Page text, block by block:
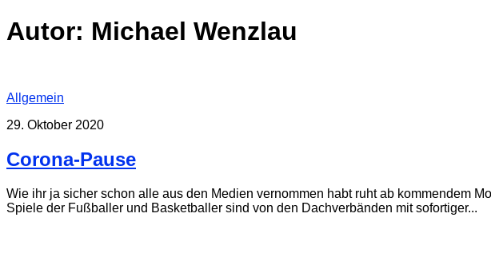
Autor: Michael Wenzlau
Allgemein
29. Oktober 2020
Corona-Pause
Wie ihr ja sicher schon alle aus den Medien vernommen habt ruht ab kommendem
Spiele der Fußballer und Basketballer sind von den Dachverbänden mit sofortiger...